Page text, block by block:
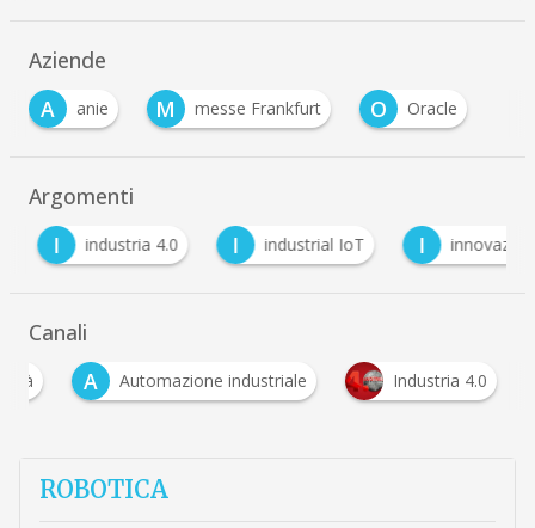
Aziende
A
anie M messe Frankfurt O Oracle
Argomenti
industria 4.0 industrial IoT innovazione
Canali
A Automazione industriale Industria 4.0
ROBOTICA